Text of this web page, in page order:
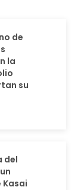
de
la
su
del
Kasai